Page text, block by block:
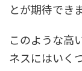
とが期待でき
このような高
ネスにはいく